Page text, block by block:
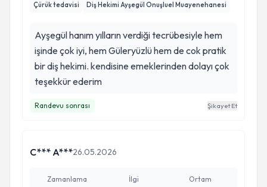
Çürük tedavisi Diş Hekimi Ayşegül Onuşluel Muayenehanesi
Ayşegül hanım yılların verdiği tecrübesiyle hem
işinde çok iyi, hem Güleryüzlü hem de cok pratik
bir diş hekimi. kendisine emeklerinden dolayı çok
teşekkür ederim
Randevu sonrası Şikayet Et
C*** A***26.05.2026
Zamanlama İlgi Ortam